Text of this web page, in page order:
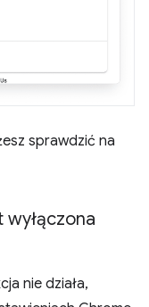
sprawdzić na
nie działa,